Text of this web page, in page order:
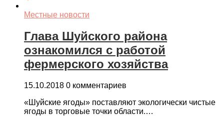
Местные новости
Глава Шуйского района
ознакомился с работой
фермерского хозяйства
15.10.2018 0 комментариев
«Шуйские ягоды» поставляют экологически чистые
ягоды в торговые точки области.…